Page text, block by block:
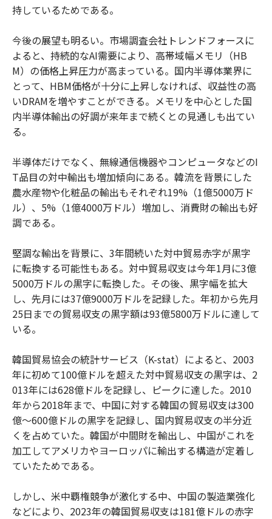
持しているためである。
今後の展望も明るい。市場調査会社トレンドフォースに
よると、持続的なAI需要により、高帯域幅メモリ（HB
M）の価格上昇圧力が高まっている。国内半導体業界に
とって、HBM価格が十分に上昇しなければ、収益性の高
いDRAMを増やすことができる。メモリを中心とした国
内半導体輸出の好調が来年まで続くとの見通しも出てい
る。
半導体だけでなく、無線通信機器やコンピュータなどのI
T品目の対中輸出も増加傾向にある。韓流を背景にした
農水産物や化粧品の輸出もそれぞれ19%（1億5000万ド
ル）、5%（1億4000万ドル）増加し、消費財の輸出も好
調である。
堅調な輸出を背景に、3年間続いた対中貿易赤字が黒字
に転換する可能性もある。対中貿易収支は今年1月に3億
5000万ドルの黒字に転換した。その後、黒字幅を拡大
し、先月には37億9000万ドルを記録した。年初から先月
25日までの貿易収支の黒字額は93億5800万ドルに達して
いる。
韓国貿易協会の統計サービス（K-stat）によると、2003
年に初めて100億ドルを超えた対中貿易収支の黒字は、2
013年には628億ドルを記録し、ピークに達した。2010
年から2018年まで、中国に対する韓国の貿易収支は300
億〜600億ドルの黒字を記録し、国内貿易収支の半分近
くを占めていた。韓国が中間財を輸出し、中国がこれを
加工してアメリカやヨーロッパに輸出する構造が定着し
ていたためである。
しかし、米中覇権競争が激化する中、中国の製造業強化
などにより、2023年の韓国貿易収支は181億ドルの赤字